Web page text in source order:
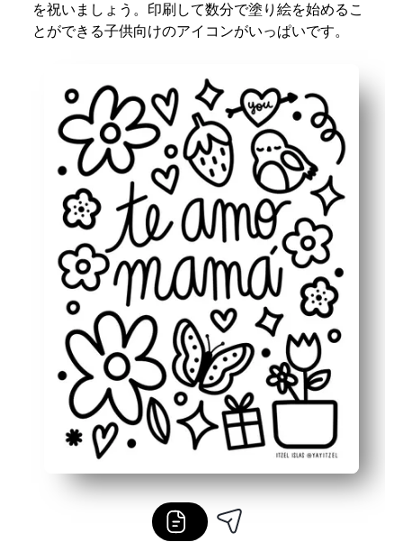
を祝いましょう。印刷して数分で塗り絵を始めるこ
とができる子供向けのアイコンがいっぱいです。
すべての年齢層に対応-小さな手にはシンプルな形で
細かい運動練習、色認識、スペイン語の語彙力を養い
多用途-完成したアートをカード、クーポン、または